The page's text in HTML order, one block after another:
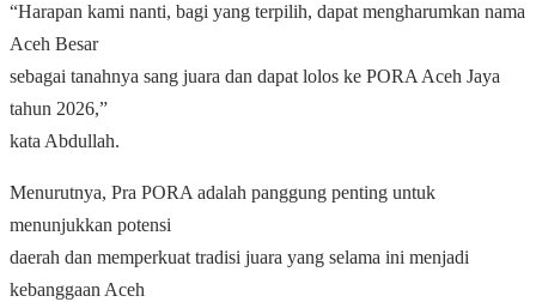
“Harapan kami nanti, bagi yang terpilih, dapat mengharumkan nama
Aceh Besar
sebagai tanahnya sang juara dan dapat lolos ke PORA Aceh Jaya
tahun 2026,”
kata Abdullah.
Menurutnya, Pra PORA adalah panggung penting untuk
menunjukkan potensi
daerah dan memperkuat tradisi juara yang selama ini menjadi
kebanggaan Aceh